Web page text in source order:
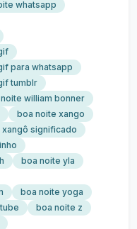
whatsapp
para whatsapp
tumblr
william bonner
boa noite xango
significado
boa noite yla
boa noite yoga
boa noite z